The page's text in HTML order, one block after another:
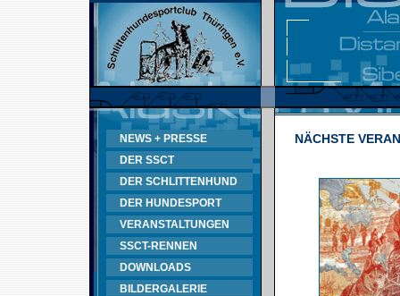
NEWS + PRESSE
DER SSCT
DER SCHLITTENHUND
DER HUNDESPORT
VERANSTALTUNGEN
SSCT-RENNEN
DOWNLOADS
BILDERGALERIE
NÄCHSTE